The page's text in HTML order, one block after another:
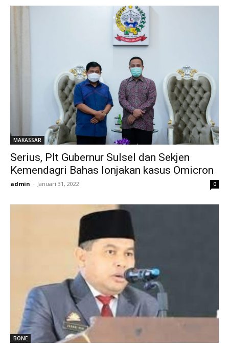
MAKASSAR
Serius, Plt Gubernur Sulsel dan Sekjen
Kemendagri Bahas lonjakan kasus Omicron
admin - Januari 31, 2022 0
BONE